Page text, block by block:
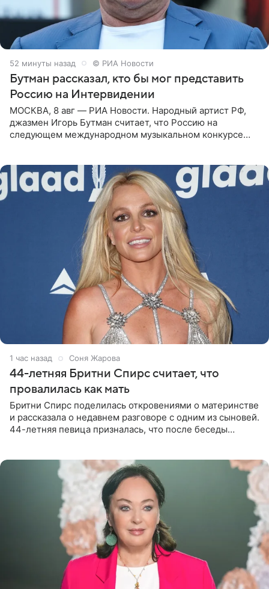
53 минуты назад © РИА Новости
Бутман рассказал, кто бы мог представить
Россию на Интервидении
МОСКВА, 8 авг — РИА Новости. Народный артист РФ,
джазмен Игорь Бутман считает, что Россию на
следующем международном музыкальном конкурсе
1 час назад Соня Жарова
44-летняя Бритни Спирс считает, что
провалилась как мать
Бритни Спирс поделилась откровениями о материнстве
и рассказала о недавнем разговоре с одним из сыновей.
44-летняя певица призналась, что после беседы